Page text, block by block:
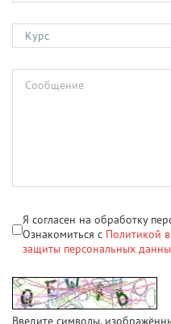
Я согласен на обработку
Ознакомиться с Политикой
защиты персональных данны
Введите символы,